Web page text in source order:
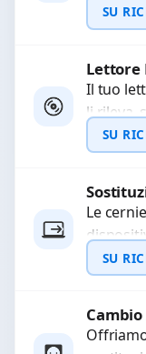
sonora
e
SU
Lettore
Il tuo
li rileva,
SU
Le
SU